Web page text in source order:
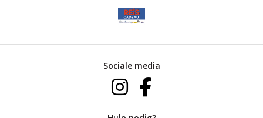
Sociale media